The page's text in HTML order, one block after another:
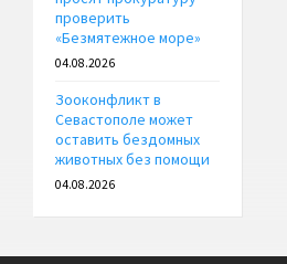
проверить
«Безмятежное море»
04.08.2026
Зооконфликт в
Севастополе может
оставить бездомных
животных без помощи
04.08.2026